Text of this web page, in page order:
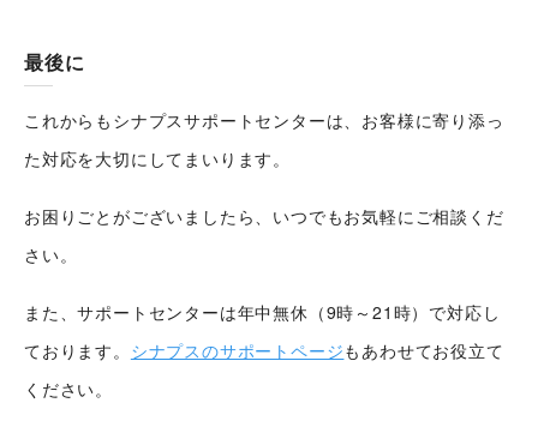
最後に
これからもシナプスサポートセンターは、お客様に寄り添っ
た対応を大切にしてまいります。
お困りごとがございましたら、いつでもお気軽にご相談くだ
さい。
また、サポートセンターは年中無休（9時～21時）で対応し
ております。 シナプスのサポートページもあわせてお役立て
ください。